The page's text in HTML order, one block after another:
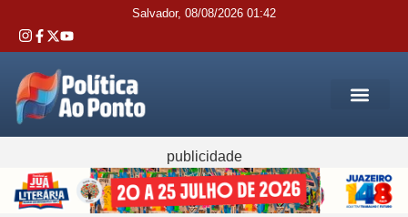
Salvador, 08/08/2026 01:42
publicidade